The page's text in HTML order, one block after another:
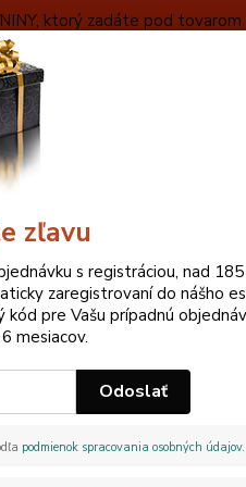
ktorý zadáte pod tovarom
Hľadať
Pri
San-mai gitae
Katana San-
2,3
zľavu
s registráciou, nad 185
zaregistrovaní do nášho
pre Vašu prípadnú
mesiacov.
Odoslať
podmienok spracovania osobných údajov.